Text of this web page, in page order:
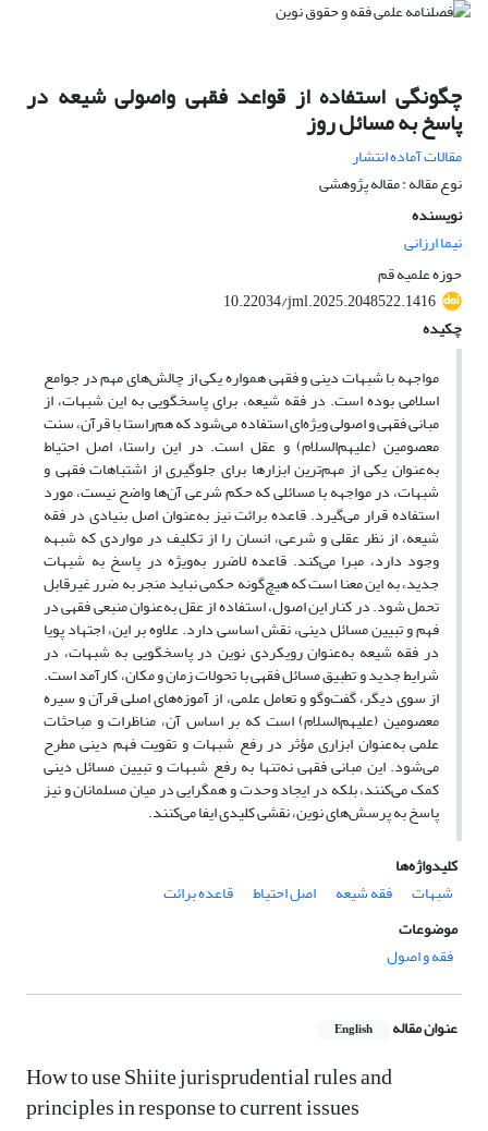
چگونگی استفاده از قواعد فقهی واصولی شیعه در
پاسخ به مسائل روز
مقالات آماده انتشار
نوع مقاله : مقاله پژوهشی
نویسنده
نیما ارزانی
حوزه علمیه قم
10.22034/jml.2025.2048522.1416
چکیده
مواجهه با شبهات دینی و فقهی همواره یکی از چالش‌های مهم در جوامع
اسلامی بوده است. در فقه شیعه، برای پاسخگویی به این شبهات، از
مبانی فقهی و اصولی ویژه‌ای استفاده می‌شود که هم‌راستا با قرآن، سنت
معصومین (علیهم‌السلام) و عقل است. در این راستا، اصل احتیاط
به‌عنوان یکی از مهم‌ترین ابزارها برای جلوگیری از اشتباهات فقهی و
شبهات، در مواجهه با مسائلی که حکم شرعی آن‌ها واضح نیست، مورد
استفاده قرار می‌گیرد. قاعده برائت نیز به‌عنوان اصل بنیادی در فقه
شیعه، از نظر عقلی و شرعی، انسان را از تکلیف در مواردی که شبهه
وجود دارد، مبرا می‌کند. قاعده لاضرر به‌ویژه در پاسخ به شبهات
جدید، به این معنا است که هیچ‌گونه حکمی نباید منجر به ضرر غیرقابل
تحمل شود. در کنار این اصول، استفاده از عقل به‌عنوان منبعی فقهی در
فهم و تبیین مسائل دینی، نقش اساسی دارد. علاوه بر این، اجتهاد پویا
در فقه شیعه به‌عنوان رویکردی نوین در پاسخگویی به شبهات، در
شرایط جدید و تطبیق مسائل فقهی با تحولات زمان و مکان، کارآمد است.
از سوی دیگر، گفت‌وگو و تعامل علمی، از آموزه‌های اصلی قرآن و سیره
معصومین (علیهم‌السلام) است که بر اساس آن، مناظرات و مباحثات
علمی به‌عنوان ابزاری مؤثر در رفع شبهات و تقویت فهم دینی مطرح
می‌شود. این مبانی فقهی نه‌تنها به رفع شبهات و تبیین مسائل دینی
کمک می‌کنند، بلکه در ایجاد وحدت و همگرایی در میان مسلمانان و نیز
پاسخ به پرسش‌های نوین، نقشی کلیدی ایفا می‌کنند.
کلیدواژه‌ها
شبهات
فقه شیعه اصل احتیاط
قاعده برائت
موضوعات
فقه و اصول
عنوان مقاله English
How to use Shiite jurisprudential rules and
principles in response to current issues